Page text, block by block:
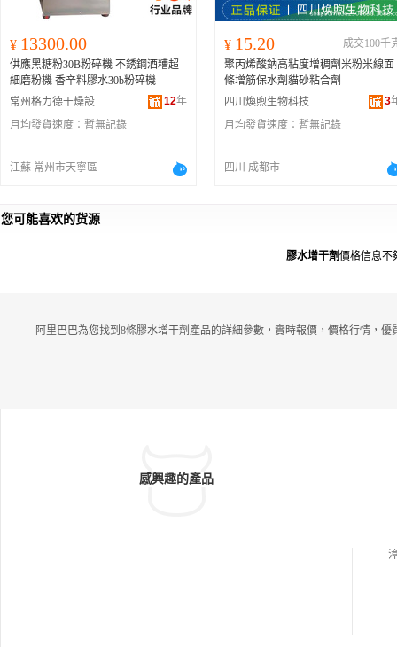
¥ 13300.00
供應黑糖粉30B粉碎機 不銹鋼酒糟超
細磨粉機 香辛料膠水30b粉碎機
常州格力德干燥設備有限公司
12年
月均發貨速度： 暫無記錄
江蘇 常州市天寧區
¥ 15.20
成交100千
聚丙烯酸鈉高粘度增稠劑米粉米線面
條增筋保水劑貓砂粘合劑
四川煥煦生物科技有限公司
3
月均發貨速度： 暫無記錄
四川 成都市
您可能喜欢的货源
膠水增干劑價格信息不
阿里巴巴為您找到8條膠水增干劑產品的詳細參數，實時報價，價格行情，優
感興趣的產品